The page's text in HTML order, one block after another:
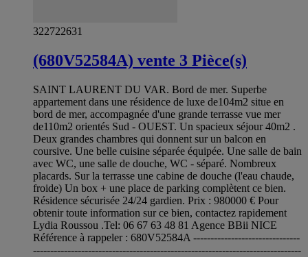
322722631
(680V52584A) vente 3 Pièce(s)
SAINT LAURENT DU VAR. Bord de mer. Superbe
appartement dans une résidence de luxe de104m2 situe en
bord de mer, accompagnée d'une grande terrasse vue mer
de110m2 orientés Sud - OUEST. Un spacieux séjour 40m2 .
Deux grandes chambres qui donnent sur un balcon en
coursive. Une belle cuisine séparée équipée. Une salle de bain
avec WC, une salle de douche, WC - séparé. Nombreux
placards. Sur la terrasse une cabine de douche (l'eau chaude,
froide) Un box + une place de parking complètent ce bien.
Résidence sécurisée 24/24 gardien. Prix : 980000 € Pour
obtenir toute information sur ce bien, contactez rapidement
Lydia Roussou .Tel: 06 67 63 48 81 Agence BBii NICE
Référence à rappeler : 680V52584A -------------------------------
------------------------------------------------------------------------------